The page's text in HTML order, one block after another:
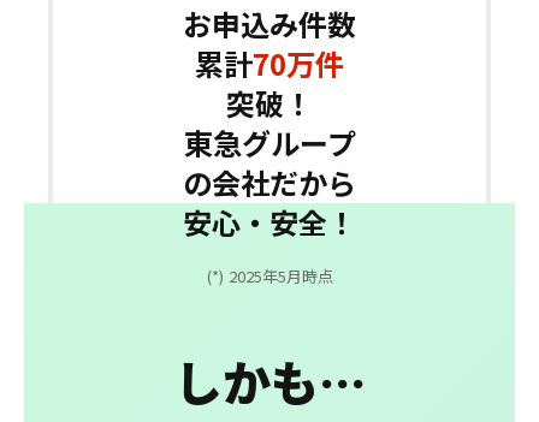
お申込み件数
累計70万件
突破！
東急グループ
の会社だから
安心・安全！
(*) 2025年5月時点
しかも…